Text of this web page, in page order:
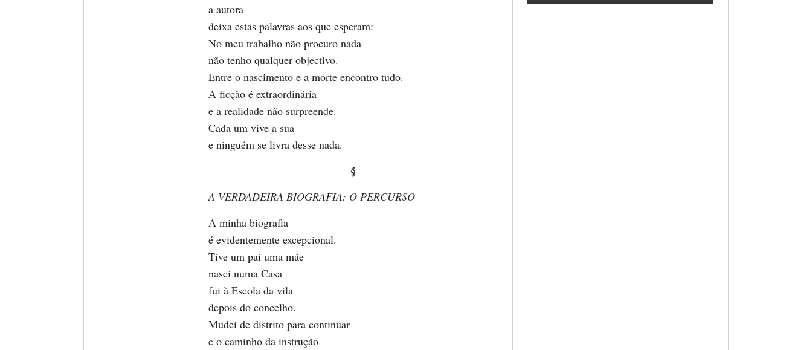
a autora
deixa estas palavras aos que esperam:
No meu trabalho não procuro nada
não tenho qualquer objectivo.
Entre o nascimento e a morte encontro tudo.
A ficção é extraordinária
e a realidade não surpreende.
Cada um vive a sua
e ninguém se livra desse nada.
§
A VERDADEIRA BIOGRAFIA: O PERCURSO
A minha biografia
é evidentemente excepcional.
Tive um pai uma mãe
nasci numa Casa
fui à Escola da vila
depois do concelho.
Mudei de distrito para continuar
e o caminho da instrução